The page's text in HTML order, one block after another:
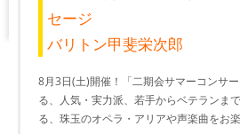
セージ
バリトン甲斐栄次郎
8月3日(土)開催！「二期会サマーコンサ
る、人気・実力派、若手からベテランま
る、珠玉のオペラ・アリアや声楽曲をお